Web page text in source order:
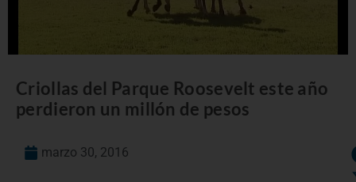
Criollas del Parque Roosevelt este año
perdieron un millón de pesos
marzo 30, 2016